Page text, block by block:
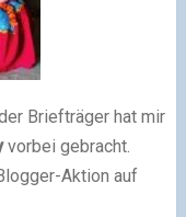
Briefträger hat mir
vorbei gebracht.
Aktion auf